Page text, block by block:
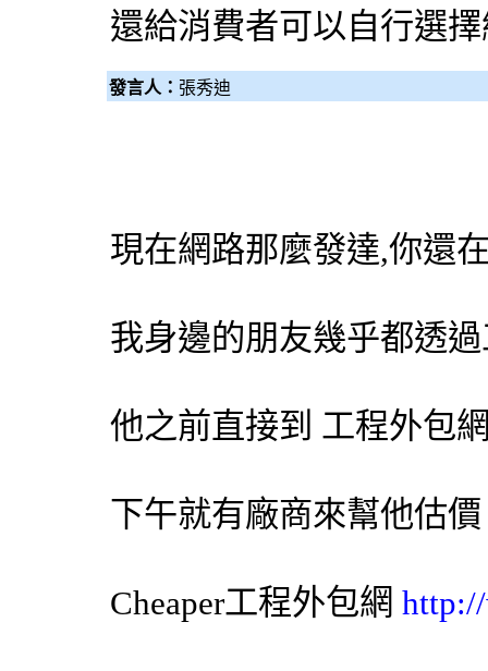
還給消費者可以自行選
發言人： 張秀迪
現在網路那麼發達,你還
我身邊的朋友幾乎都透
他之前直接到 工程外包
下午就有廠商來幫他估價
Cheaper工程外包網